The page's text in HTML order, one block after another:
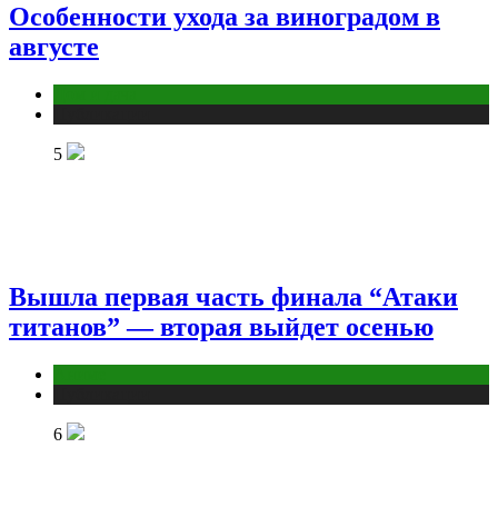
Особенности ухода за виноградом в
августе
5
Вышла первая часть финала “Атаки
титанов” — вторая выйдет осенью
6